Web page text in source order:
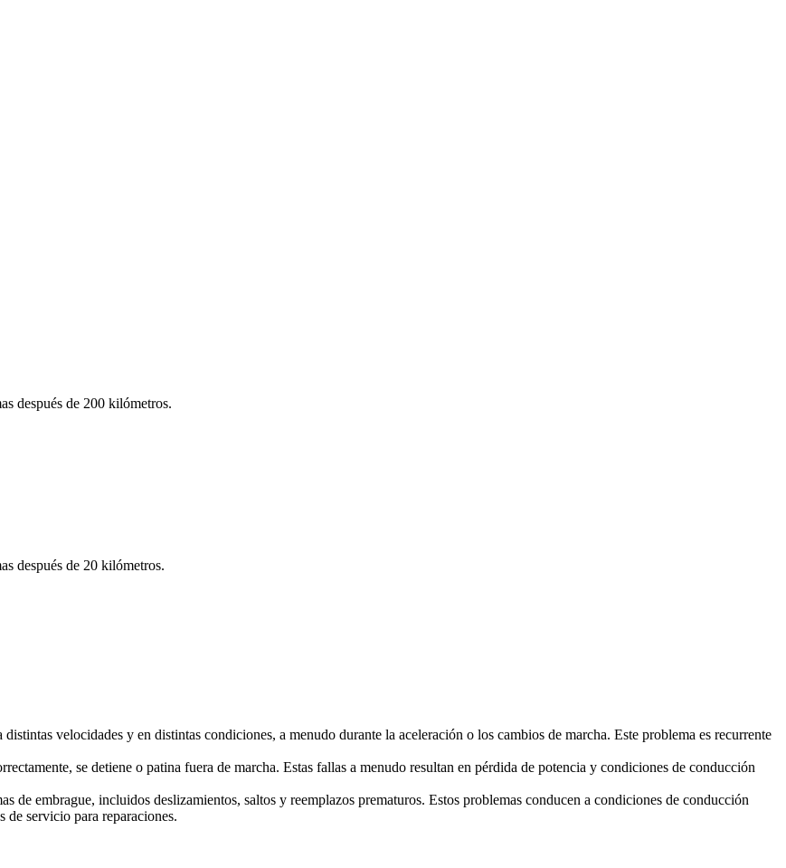
después de 200 kilómetros.
después de 20 kilómetros.
velocidades y en distintas condiciones, a menudo durante la aceleración o los cambios de marcha. Este problema es recurrente
se detiene o patina fuera de marcha. Estas fallas a menudo resultan en pérdida de potencia y condiciones de conducción
de embrague, incluidos deslizamientos, saltos y reemplazos prematuros. Estos problemas conducen a condiciones de conducción
de servicio para reparaciones.